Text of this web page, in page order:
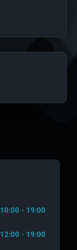
10:00 - 19:00
12:00 - 19:00